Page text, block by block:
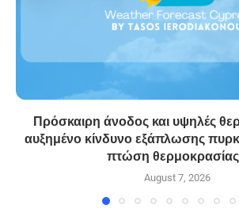
Πρόσκαιρη άνοδος και υψηλές
αυξημένο κίνδυνο εξάπλωσης
πτώση
August 7, 2026